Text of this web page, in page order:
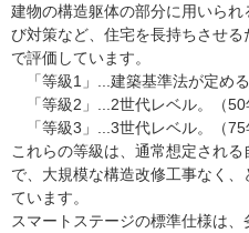
建物の構造躯体の部分に用いら
び対策など、住宅を長持ちさせ
で評価しています。
「等級1」...建築基準法が定める
「等級2」...2世代レベル。（50
「等級3」...3世代レベル。（75
これらの等級は、通常想定され
で、大規模な構造改修工事なく
ています。
スマートステージの標準仕様は